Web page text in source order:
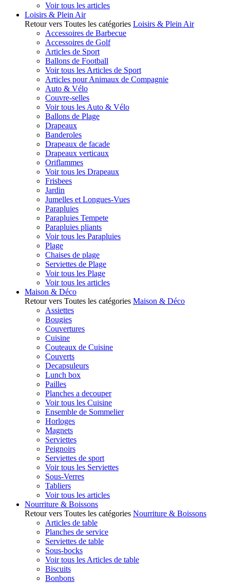
Voir tous les articles
Loisirs & Plein Air
Retour vers Toutes les catégories Loisirs & Plein Air
Accessoires de Barbecue
Accessoires de Golf
Articles de Sport
Ballons de Football
Voir tous les Articles de Sport
Articles pour Animaux de Compagnie
Auto & Vélo
Couvre-selles
Voir tous les Auto & Vélo
Ballons de Plage
Drapeaux
Banderoles
Drapeaux de facade
Drapeaux verticaux
Oriflammes
Voir tous les Drapeaux
Frisbees
Jardin
Jumelles et Longues-Vues
Parapluies
Parapluies Tempete
Parapluies pliants
Voir tous les Parapluies
Plage
Chaises de plage
Serviettes de Plage
Voir tous les Plage
Voir tous les articles
Maison & Déco
Retour vers Toutes les catégories Maison & Déco
Assiettes
Bougies
Couvertures
Cuisine
Couteaux de Cuisine
Couverts
Decapsuleurs
Lunch box
Pailles
Planches a decouper
Voir tous les Cuisine
Ensemble de Sommelier
Horloges
Magnets
Serviettes
Peignoirs
Serviettes de sport
Voir tous les Serviettes
Sous-Verres
Tabliers
Voir tous les articles
Nourriture & Boissons
Retour vers Toutes les catégories Nourriture & Boissons
Articles de table
Planches de service
Serviettes de table
Sous-bocks
Voir tous les Articles de table
Biscuits
Bonbons